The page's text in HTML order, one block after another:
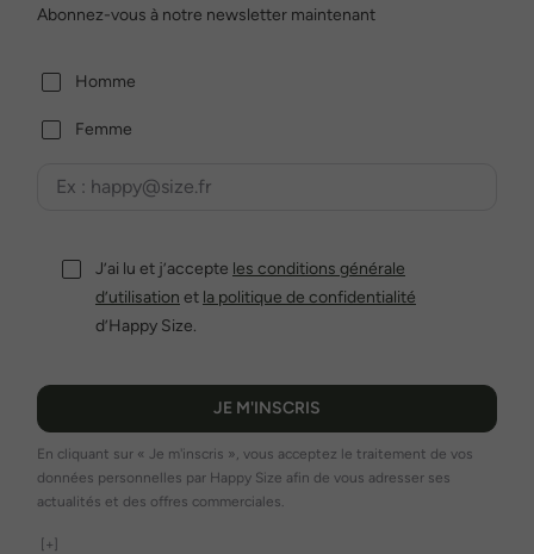
Abonnez-vous à notre newsletter maintenant
Homme
Femme
J’ai lu et j’accepte les conditions générale
d’utilisation et la politique de confidentialité
d’Happy Size.
JE M'INSCRIS
En cliquant sur « Je m'inscris », vous acceptez le traitement de vos
données personnelles par Happy Size afin de vous adresser ses
actualités et des offres commerciales.
[+]